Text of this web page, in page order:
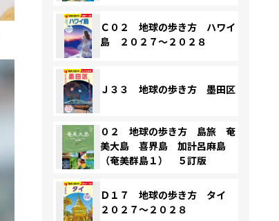
Ｃ０２ 地球の歩き方 ハワイ
島 ２０２７～２０２８
Ｊ３３ 地球の歩き方 墨田区
０２ 地球の歩き方 島旅 奄
美大島 喜界島 加計呂麻島
（奄美群島１） ５訂版
Ｄ１７ 地球の歩き方 タイ
２０２７～２０２８